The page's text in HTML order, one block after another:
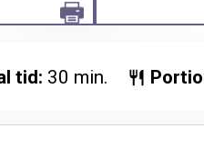
tid: 30 min.